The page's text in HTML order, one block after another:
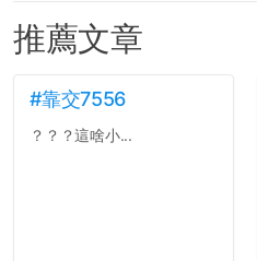
推薦文章
#靠交7556
？？？這啥小...